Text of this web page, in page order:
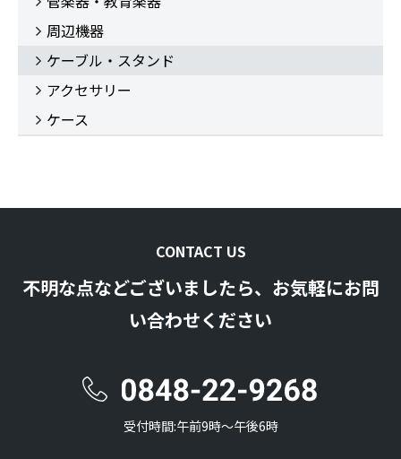
周辺機器
ケーブル・スタンド
アクセサリー
ケース
CONTACT US
不明な点などございましたら、お気軽にお問
い合わせください
受付時間:午前9時〜午後6時